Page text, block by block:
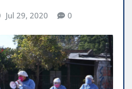
Jul 29, 2020 0